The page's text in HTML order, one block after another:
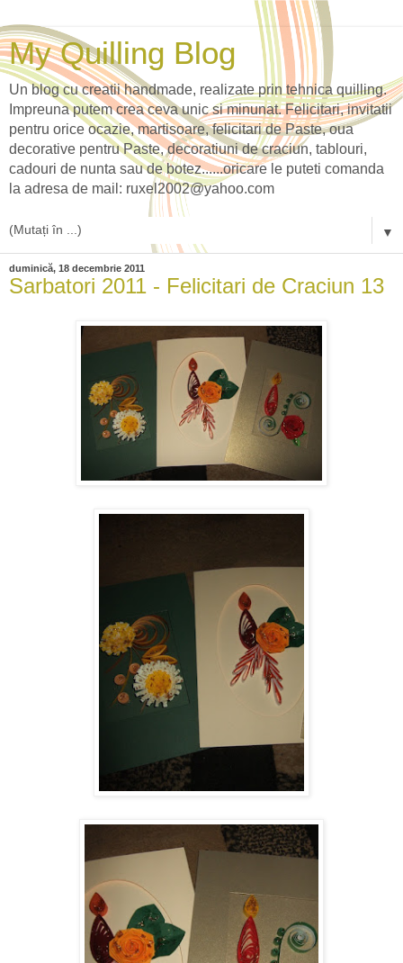
My Quilling Blog
Un blog cu creatii handmade, realizate prin tehnica quilling.
Impreuna putem crea ceva unic si minunat. Felicitari, invitatii
pentru orice ocazie, martisoare, felicitari de Paste, oua
decorative pentru Paste, decoratiuni de craciun, tablouri,
cadouri de nunta sau de botez......oricare le puteti comanda
la adresa de mail: ruxel2002@yahoo.com
▼
duminică, 18 decembrie 2011
Sarbatori 2011 - Felicitari de Craciun 13